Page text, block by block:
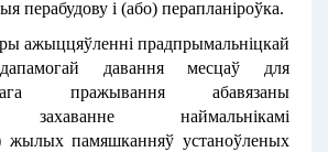
перабудову і (або) перапланіроўка.
ажыццяўленні прадпрымальніцкай
давання месцаў для
пражывання абавязаны
захаванне наймальнікамі
жылых памяшканняў устаноўленых